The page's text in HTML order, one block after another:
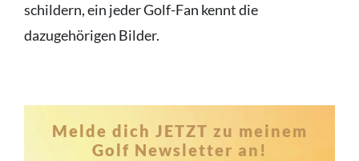
schildern, ein jeder Golf-Fan kennt die
dazugehörigen Bilder.
Melde dich JETZT zu meinem
Golf Newsletter an!